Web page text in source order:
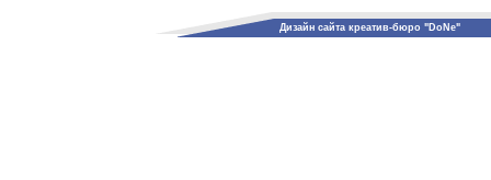
Дизайн сайта креатив-бюро "DoNe"